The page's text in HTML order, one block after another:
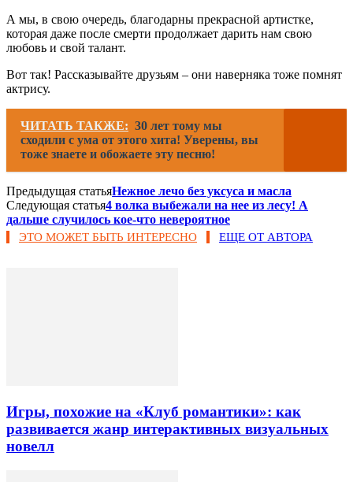
А мы, в свою очередь, благодарны прекрасной артистке,
которая даже после смерти продолжает дарить нам свою
любовь и свой талант.
Вот так! Рассказывайте друзьям – они наверняка тоже помнят
актрису.
ЧИТАТЬ ТАКЖЕ: 30 лет тому мы
сходили с ума от этого хита! Уверены, вы
тоже знаете и обожаете эту песню!
Предыдущая статьяНежное лечо без уксуса и масла
Следующая статья4 волка выбежали на нее из лесу! А
дальше случилось кое-что невероятное
ЭТО МОЖЕТ БЫТЬ ИНТЕРЕСНО ЕЩЕ ОТ АВТОРА
Игры, похожие на «Клуб романтики»: как
развивается жанр интерактивных визуальных
новелл